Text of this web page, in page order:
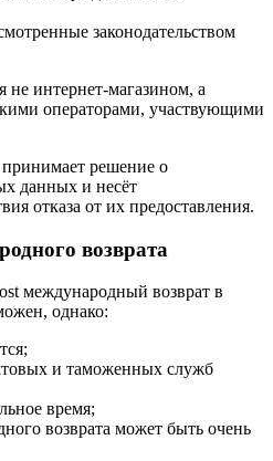
законодательством
интернет-магазином, а
операторами, участвующими
принимает решение о
данных и несёт
отказа от их предоставления.
возврата
международный возврат в
однако:
и таможенных служб
время;
возврата может быть очень